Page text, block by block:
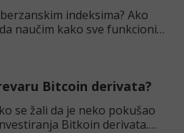
indeksima? Ako
naučim kako sve funkcioniše
Bitcoin derivata?
se žali da je neko pokušao
Bitkoin derivata.